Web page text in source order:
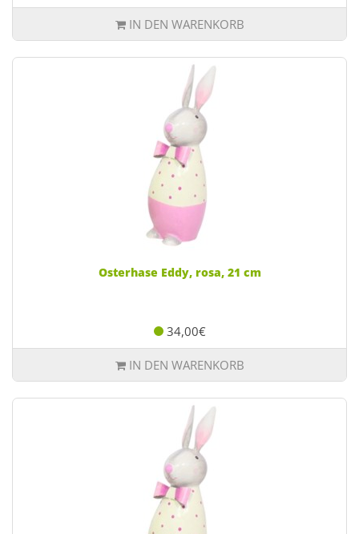
IN DEN WARENKORB
Osterhase Eddy, rosa, 21 cm
34,00€
IN DEN WARENKORB